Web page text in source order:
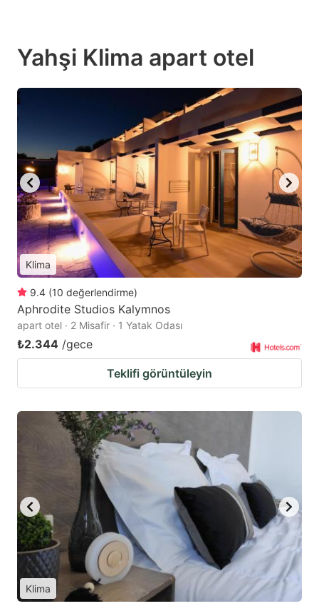
Yahşi Klima apart otel
Klima
9.4 (10 değerlendirme)
Aphrodite Studios Kalymnos
apart otel · 2 Misafir · 1 Yatak Odası
₺2.344 /gece
Teklifi görüntüleyin
Klima